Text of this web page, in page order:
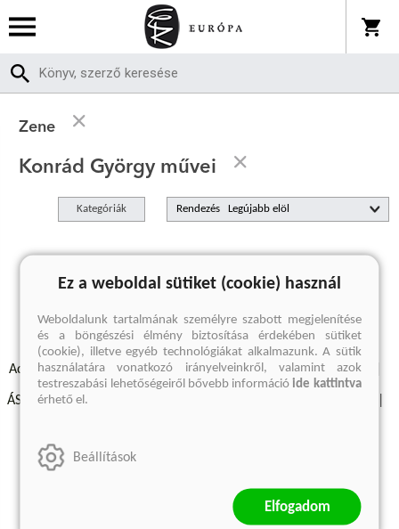
Zene
Konrád György művei
Kategóriák Rendezés
A keresett kifejezésre nincs találat
Adatvédelmi szabályzatok Elállási felmondási nyilatkozat
ÁSZF - Vásárlási feltételek
Szállítási információk
Ez a weboldal sütiket (cookie) használ
Weboldalunk tartalmának személyre szabott megjelenítése
és a böngészési élmény biztosítása érdekében sütiket
(cookie), illetve egyéb technológiákat alkalmazunk. A sütik
használatára vonatkozó irányelveinkről, valamint azok
testreszabási lehetőségeiről bővebb információide kattintva
érhető el.
Beállítások
Elfogadom